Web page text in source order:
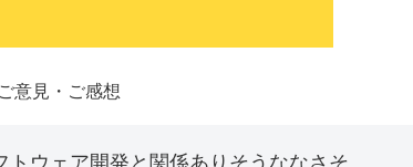
ご意見・ご感想
トウェア開発と関係ありそうななさそ